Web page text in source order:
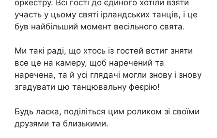
оркестру. Всі гості до єдиного хотіли взяти
участь у цьому святі ірландських танців, і це
був найбільший момент весільного свята.
Ми такі раді, що хтось із гостей встиг зняти
все це на камеру, щоб наречений та
наречена, та й усі глядачі могли знову і знову
згадувати цю танцювальну феєрію!
Будь ласка, поділіться цим роликом зі своїми
друзями та близькими.